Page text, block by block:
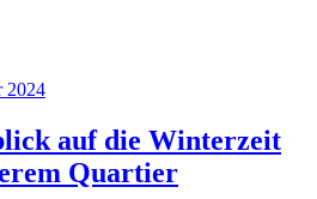
2024
auf die Winterzeit
Quartier